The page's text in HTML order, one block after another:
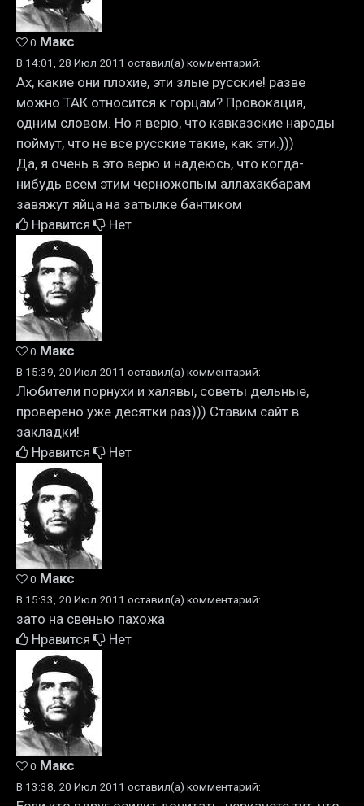
0 Макс
В 14:01, 28 Июл 2011 оставил(а) комментарий:
Ах, какие они плохие, эти злые русские! разве
можно ТАК относится к горцам? Провокация,
одним словом. Но я верю, что кавказские народы
поймут, что не все русские такие, как эти.)))
Да, я очень в это верю и надеюсь, что когда-
нибудь всем этим черножопым аллахакбарам
завяжут яйца на затылке бантиком
Нравится
Нет
0 Макс
В 15:39, 20 Июл 2011 оставил(а) комментарий:
Любители порнухи и халявы, советы дельные,
проверено уже десятки раз))) Ставим сайт в
закладки!
Нравится
Нет
0 Макс
В 15:33, 20 Июл 2011 оставил(а) комментарий:
зато на свенью пахожа
Нравится
Нет
0 Макс
В 13:38, 20 Июл 2011 оставил(а) комментарий: